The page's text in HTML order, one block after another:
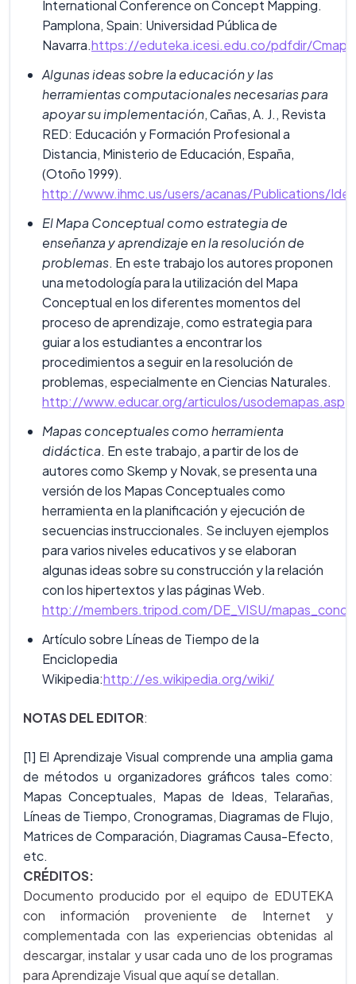
International Conference on Concept Mapping.
Pamplona, Spain: Universidad Pública de
Navarra.https://eduteka.icesi.edu.co/pdfdir/
Algunas ideas sobre la educación y las
herramientas computacionales necesarias para
apoyar su implementación, Cañas, A. J., Revista
RED: Educación y Formación Profesional a
Distancia, Ministerio de Educación, España,
(Otoño 1999).
http://www.ihmc.us/users/acanas/Publications/
El Mapa Conceptual como estrategia de
enseñanza y aprendizaje en la resolución de
problemas. En este trabajo los autores proponen
una metodología para la utilización del Mapa
Conceptual en los diferentes momentos del
proceso de aprendizaje, como estrategia para
guiar a los estudiantes a encontrar los
procedimientos a seguir en la resolución de
problemas, especialmente en Ciencias Naturales.
http://www.educar.org/articulos/usodemapas.asp
Mapas conceptuales como herramienta
didáctica. En este trabajo, a partir de los de
autores como Skemp y Novak, se presenta una
versión de los Mapas Conceptuales como
herramienta en la planificación y ejecución de
secuencias instruccionales. Se incluyen ejemplos
para varios niveles educativos y se elaboran
algunas ideas sobre su construcción y la relación
con los hipertextos y las páginas Web.
http://members.tripod.com/DE_VISU/
Artículo sobre Líneas de Tiempo de la
Enciclopedia
Wikipedia:http://es.wikipedia.org/wiki/
NOTAS DEL EDITOR:
[1] El Aprendizaje Visual comprende una amplia gama
de métodos u organizadores gráficos tales como:
Mapas Conceptuales, Mapas de Ideas, Telarañas,
Líneas de Tiempo, Cronogramas, Diagramas de Flujo,
Matrices de Comparación, Diagramas Causa-Efecto,
etc.
CRÉDITOS:
Documento producido por el equipo de EDUTEKA
con información proveniente de Internet y
complementada con las experiencias obtenidas al
descargar, instalar y usar cada uno de los programas
para Aprendizaje Visual que aquí se detallan.